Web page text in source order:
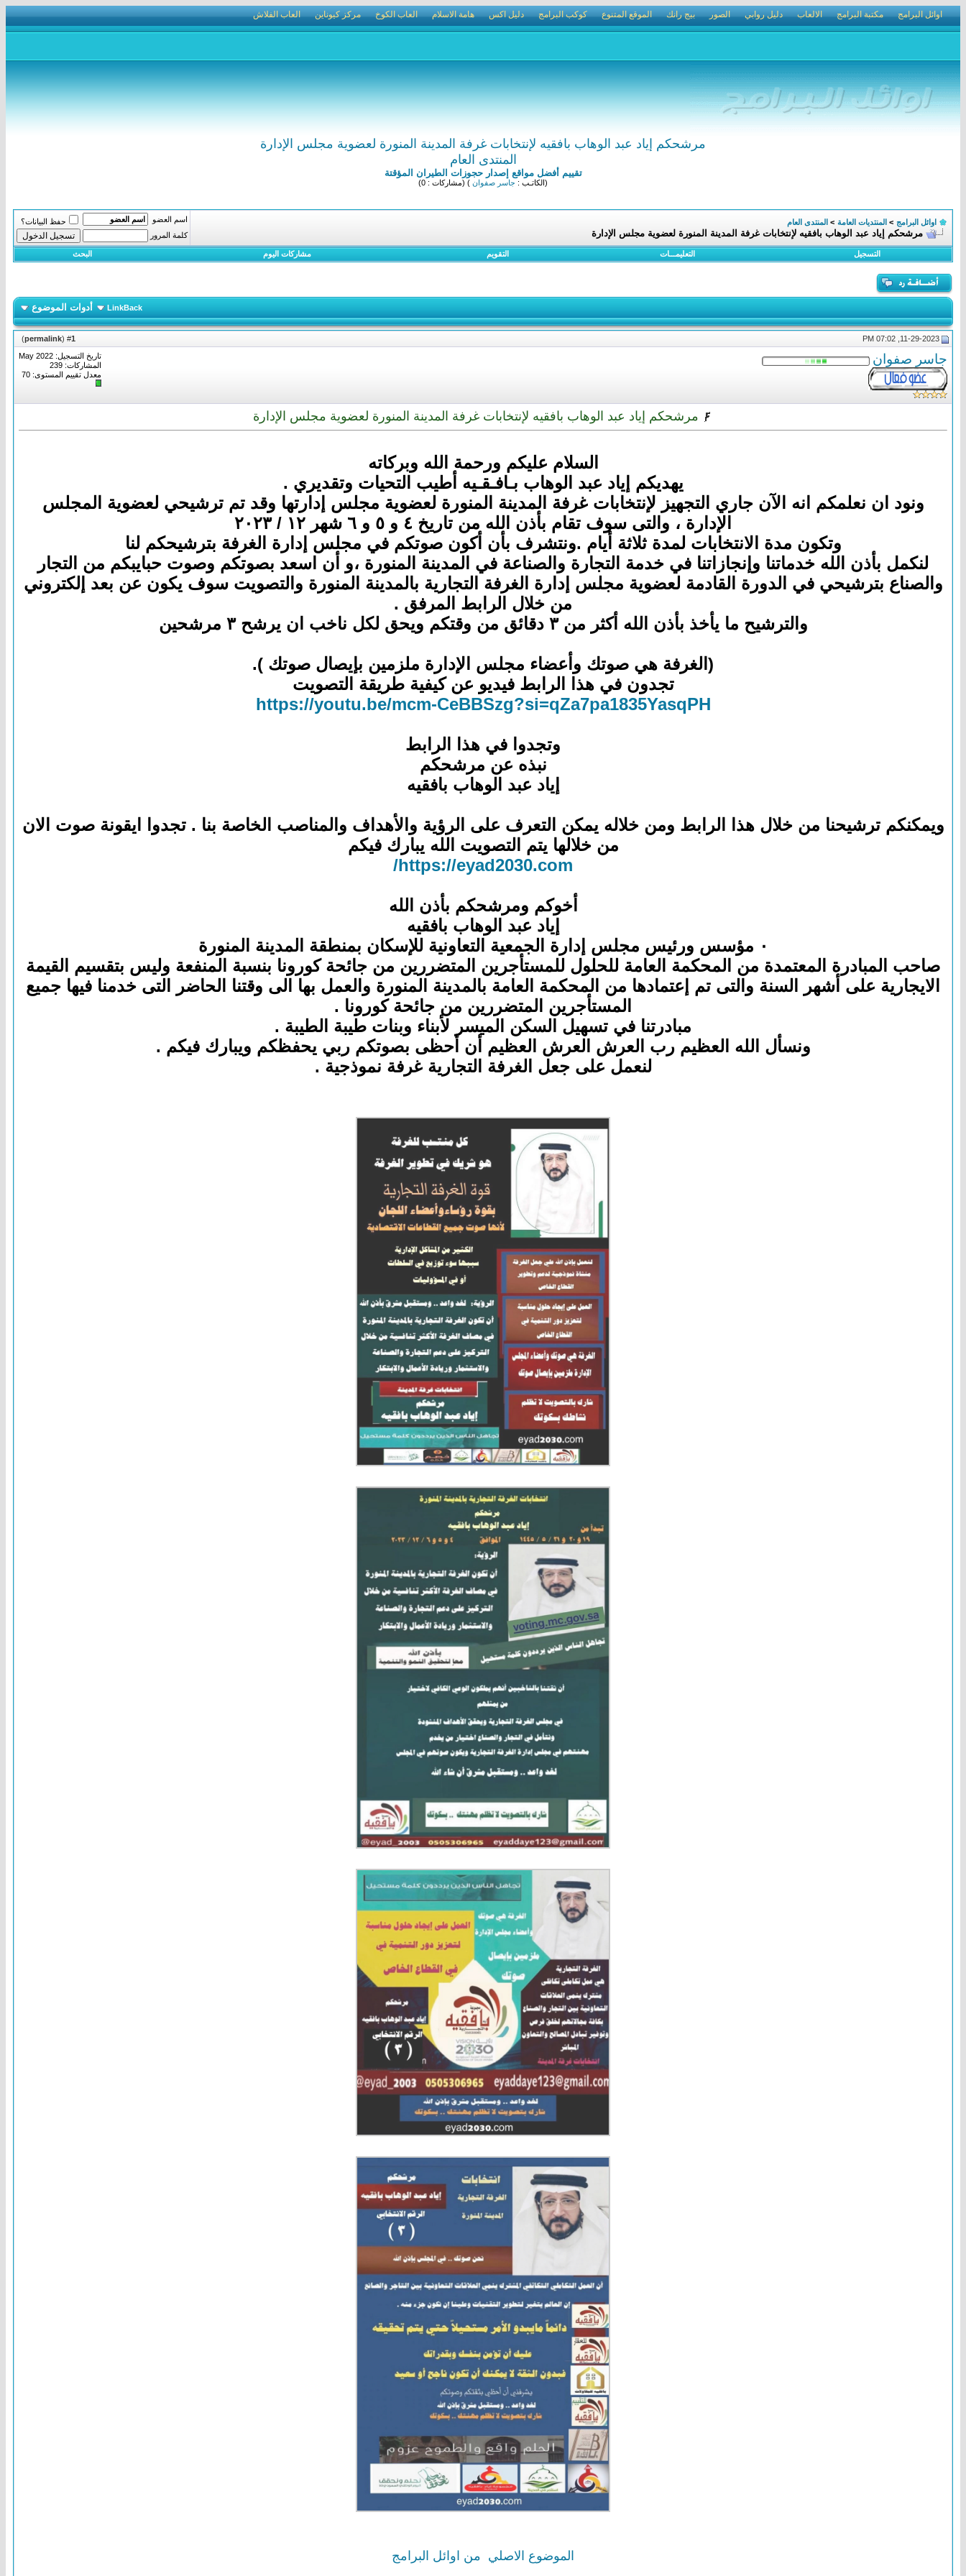
اوائل البرامج مكتبة البرامج الالعاب دليل روابي الصور بيج رانك الموقع المتنوع كوكب البرامج دليل اكس هامة الاسلام العاب الكوخ مركز كيوناين العاب الفلاش
مرشحكم إياد عبد الوهاب بافقيه لإنتخابات غرفة المدينة المنورة لعضوية مجلس الإدارة
المنتدى العام
تقييم أفضل مواقع إصدار حجوزات الطيران المؤقتة
(الكاتـب : جاسر صفوان ) (مشاركات : 0)
اوائل البرامج > المنتديات العامة > المنتدى العام
مرشحكم إياد عبد الوهاب بافقيه لإنتخابات غرفة المدينة المنورة لعضوية مجلس الإدارة
اسم العضو
حفظ البيانات؟
كلمة المرور
التسجيل التعليمـــات التقويم مشاركات اليوم البحث
LinkBack أدوات الموضوع
1
(
permalink
)
جاسر صفوان
تاريخ التسجيل: May 2022
المشاركات: 239
معدل تقييم المستوى: 70
مرشحكم إياد عبد الوهاب بافقيه لإنتخابات غرفة المدينة المنورة لعضوية مجلس الإدارة
السلام عليكم ورحمة الله وبركاته
يهديكم إياد عبد الوهاب بـافـقـيه أطيب التحيات وتقديري .
ونود ان نعلمكم انه الآن جاري التجهيز لإنتخابات غرفة المدينة المنورة لعضوية مجلس إدارتها وقد تم ترشيحي لعضوية المجلس
الإدارة ، والتى سوف تقام بأذن الله من تاريخ ٤ و ٥ و ٦ شهر ١٢ / ٢٠٢٣
وتكون مدة الانتخابات لمدة ثلاثة أيام .ونتشرف بأن أكون صوتكم في مجلس إدارة الغرفة بترشيحكم لنا
لنكمل بأذن الله خدماتنا وإنجازاتنا في خدمة التجارة والصناعة في المدينة المنورة ،و أن اسعد بصوتكم وصوت حبايبكم من التجار
والصناع بترشيحي في الدورة القادمة لعضوية مجلس إدارة الغرفة التجارية بالمدينة المنورة والتصويت سوف يكون عن بعد إلكتروني
من خلال الرابط المرفق .
والترشيح ما يأخذ بأذن الله أكثر من ٣ دقائق من وقتكم ويحق لكل ناخب ان يرشح ٣ مرشحين
(الغرفة هي صوتك وأعضاء مجلس الإدارة ملزمين بإيصال صوتك ).
تجدون في هذا الرابط فيديو عن كيفية طريقة التصويت
https://youtu.be/mcm-CeBBSzg?si=qZa7pa1835YasqPH
وتجدوا في هذا الرابط
نبذه عن مرشحكم
إياد عبد الوهاب بافقيه
ويمكنكم ترشيحنا من خلال هذا الرابط ومن خلاله يمكن التعرف على الرؤية والأهداف والمناصب الخاصة بنا . تجدوا ايقونة صوت الان
من خلالها يتم التصويت الله يبارك فيكم
https://eyad2030.com/
أخوكم ومرشحكم بأذن الله
إياد عبد الوهاب بافقيه
٠ مؤسس ورئيس مجلس إدارة الجمعية التعاونية للإسكان بمنطقة المدينة المنورة
صاحب المبادرة المعتمدة من المحكمة العامة للحلول للمستأجرين المتضررين من جائحة كورونا بنسبة المنفعة وليس بتقسيم القيمة
الايجارية على أشهر السنة والتى تم إعتمادها من المحكمة العامة بالمدينة المنورة والعمل بها الى وقتنا الحاضر التى خدمنا فيها جميع
المستأجرين المتضررين من جائحة كورونا .
مبادرتنا في تسهيل السكن الميسر لأبناء وبنات طيبة الطيبة .
ونسأل الله العظيم رب العرش العرش العظيم أن أحظى بصوتكم ربي يحفظكم ويبارك فيكم .
لنعمل على جعل الغرفة التجارية غرفة نموذجية .
الموضوع الاصلي من اوائل البرامج